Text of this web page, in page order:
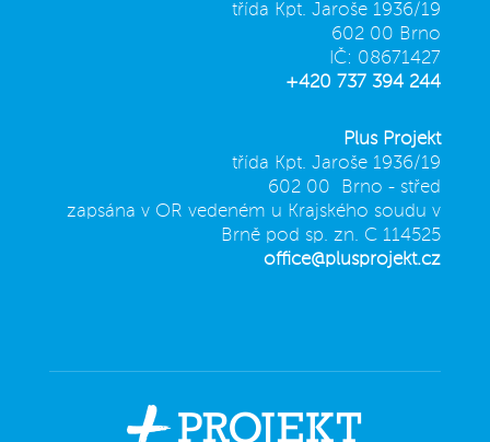
třída Kpt. Jaroše 1936/19
602 00 Brno
IČ: 08671427
+420 737 394 244
Plus Projekt
třída Kpt. Jaroše 1936/19
602 00 Brno - střed
zapsána v OR vedeném u Krajského soudu v
Brně pod sp. zn. C 114525
office@plusprojekt.cz